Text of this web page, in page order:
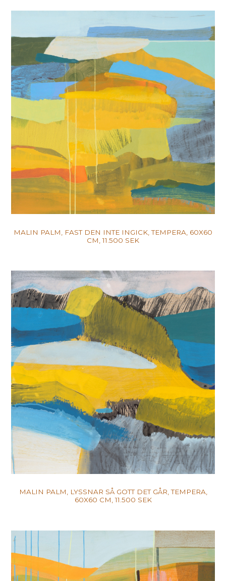
MALIN PALM, FAST DEN INTE INGICK, TEMPERA, 60X60
CM, 11.500 SEK
MALIN PALM, LYSSNAR SÅ GOTT DET GÅR, TEMPERA,
60X60 CM, 11.500 SEK